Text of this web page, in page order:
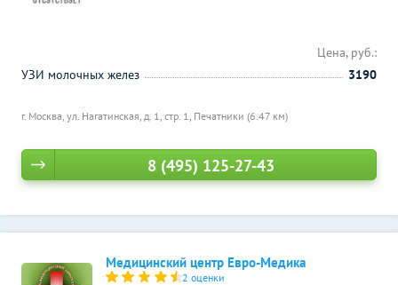
г. Москва, ул. Нагатинская, д. 1, стр. 1, Печатники (6.47 км)
Цена, руб.:
УЗИ молочных желез
3190
8 (495) 125-27-43
Медицинский центр Евро-Медика
2 оценки